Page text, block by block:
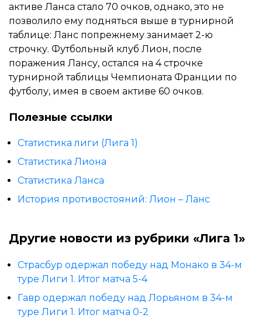
активе Ланса стало 70 очков, однако, это не
позволило ему подняться выше в турнирной
таблице: Ланс попрежнему занимает 2-ю
строчку. Футбольный клуб Лион, после
поражения Лансу, остался на 4 строчке
турнирной таблицы Чемпионата Франции по
футболу, имея в своем активе 60 очков.
Полезные ссылки
Статистика лиги (Лига 1)
Статистика Лиона
Статистика Ланса
История противостояний: Лион – Ланс
Другие новости из рубрики «Лига 1»
Страсбур одержал победу над Монако в 34-м
туре Лиги 1. Итог матча 5-4
Гавр одержал победу над Лорьяном в 34-м
туре Лиги 1. Итог матча 0-2